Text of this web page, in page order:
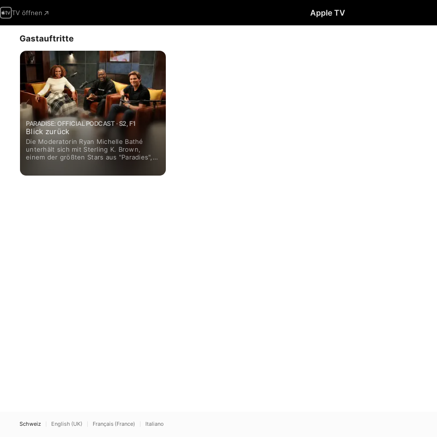
TV öffnen Apple TV
Gastauftritte
PARADISE: OFFICIAL PODCAST · S2, F1
Blick zurück
Die Moderatorin Ryan Michelle Bathé
unterhält sich mit Sterling K. Brown,
einem der größten Stars aus "Paradies",
Schweiz English (UK) Français (France) Italiano